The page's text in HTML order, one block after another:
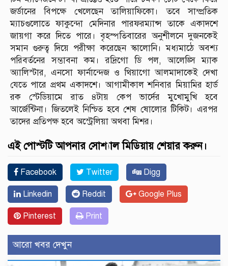
জর্ডানের বিপক্ষে খেলেছেন তালিয়াফিকো। তবে সাম্প্রতিক
ম্যাচগুলোতে ফাকুন্দো মেদিনার পারফরম্যান্স তাকে একাদশে
জায়গা করে দিতে পারে। বৃহস্পতিবারের অনুশীলনে দুজনকেই
সমান গুরুত্ব দিয়ে পরীক্ষা করেছেন স্কালোনি। মধ্যমাঠে অবশ্য
পরিবর্তনের সম্ভাবনা কম। রদ্রিগো ডি পল, আলেঙ্সি ম্যাক
অ্যালিস্টার, এনসো ফার্নান্দেজ ও থিয়াগো আলমাদাকেই দেখা
যেতে পারে প্রথম একাদশে। আগামীকাল শনিবার মিয়ামির হার্ড
রক স্টেডিয়ামে রাত ৪টায় কেপ ভার্দের মুখোমুখি হবে
আর্জেন্টিনা। জিতলেই নিশ্চিত হবে শেষ ষোলোর টিকিট। এরপর
তাদের প্রতিপক্ষ হবে অস্ট্রেলিয়া অথবা মিশর।
এই পোস্টটি আপনার সোশ্যাল মিডিয়ায় শেয়ার করুন।
Facebook Twitter Digg
Linkedin Reddit Google Plus
Pinterest Print
আরো খবর দেখুন